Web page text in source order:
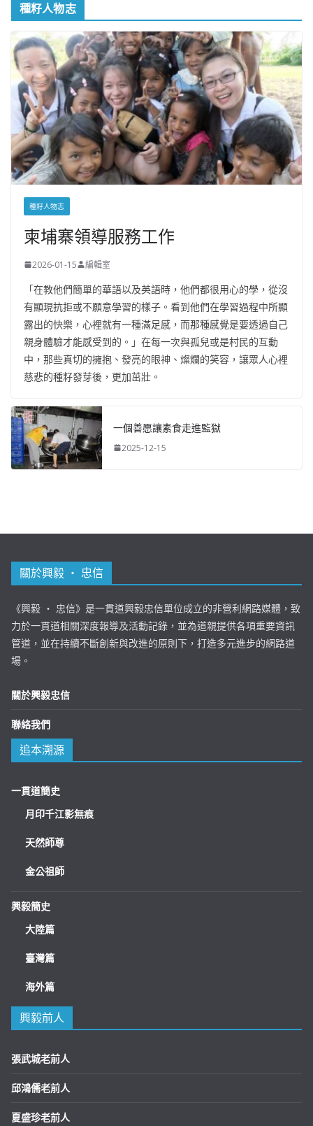
種籽人物志
種籽人物志
柬埔寨領導服務工作
2026-01-15 編輯室
「在教他們簡單的華語以及英語時，他們都很用心的學，從沒
有顯現抗拒或不願意學習的樣子。看到他們在學習過程中所顯
露出的快樂，心裡就有一種滿足感，而那種感覺是要透過自己
親身體驗才能感受到的。」在每一次與孤兒或是村民的互動
中，那些真切的擁抱、發亮的眼神、燦爛的笑容，讓眾人心裡
慈悲的種籽發芽後，更加茁壯。
一個善愿讓素食走進監獄
2025-12-15
關於興毅 ‧ 忠信
《興毅 ‧ 忠信》是一貫道興毅忠信單位成立的非營利網路媒體，致
力於一貫道相關深度報導及活動記錄，並為道親提供各項重要資訊
管道，並在持續不斷創新與改進的原則下，打造多元進步的網路道
場。
關於興毅忠信
聯絡我們
追本溯源
一貫道簡史
月印千江影無痕
天然師尊
金公祖師
興毅簡史
大陸篇
臺灣篇
海外篇
興毅前人
張武城老前人
邱鴻儒老前人
夏盛珍老前人